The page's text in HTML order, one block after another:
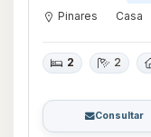
Pinares Casa
2 2
Consultar